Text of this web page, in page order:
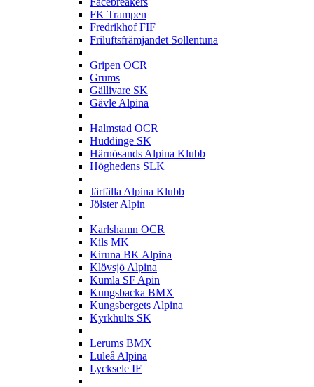
FK Trampen
Fredrikhof FIF
Friluftsfrämjandet Sollentuna
Gripen OCR
Grums
Gällivare SK
Gävle Alpina
Halmstad OCR
Huddinge SK
Härnösands Alpina Klubb
Höghedens SLK
Järfälla Alpina Klubb
Jölster Alpin
Karlshamn OCR
Kils MK
Kiruna BK Alpina
Klövsjö Alpina
Kumla SF Apin
Kungsbacka BMX
Kungsbergets Alpina
Kyrkhults SK
Lerums BMX
Luleå Alpina
Lycksele IF